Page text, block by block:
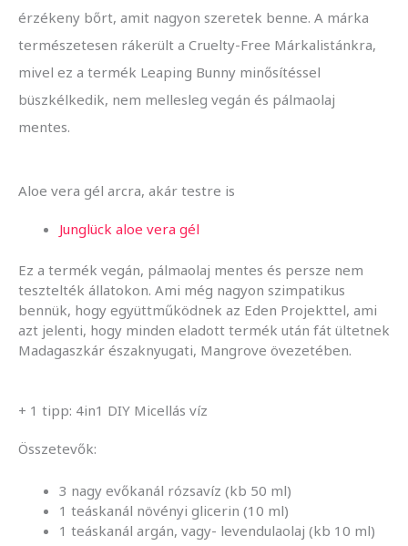
érzékeny bőrt, amit nagyon szeretek benne. A márka
természetesen rákerült a Cruelty-Free Márkalistánkra,
mivel ez a termék Leaping Bunny minősítéssel
büszkélkedik, nem mellesleg vegán és pálmaolaj
mentes.
Aloe vera gél arcra, akár testre is
Junglück aloe vera gél
Ez a termék vegán, pálmaolaj mentes és persze nem
tesztelték állatokon. Ami még nagyon szimpatikus
bennük, hogy együttműködnek az Eden Projekttel, ami
azt jelenti, hogy minden eladott termék után fát ültetnek
Madagaszkár északnyugati, Mangrove övezetében.
+ 1 tipp: 4in1 DIY Micellás víz
Összetevők:
3 nagy evőkanál rózsavíz (kb 50 ml)
1 teáskanál növényi glicerin (10 ml)
1 teáskanál argán, vagy- levendulaolaj (kb 10 ml)